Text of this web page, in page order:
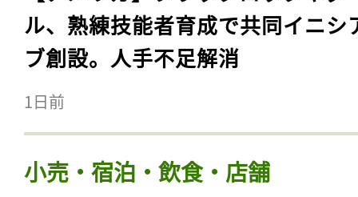
ル、熟練技能者育成で共同イニシ
ブ創設。人手不足解消
1日前
小売・宿泊・飲食・店舗